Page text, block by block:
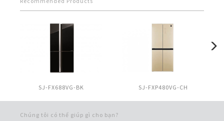
SJ-FX688VG-BK SJ-FXP480VG-CH
Chúng tôi có thể giúp gì cho bạn?